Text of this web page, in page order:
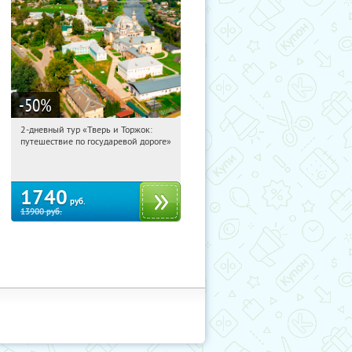
-50%
11:19:06 Купили:
2-дневный тур «Тверь и Торжок:
путешествие по государевой дороге»
1740 руб.
13900руб.